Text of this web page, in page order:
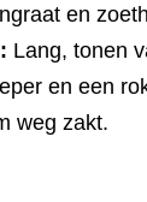
en
Lang, tonen
en een
weg zakt.